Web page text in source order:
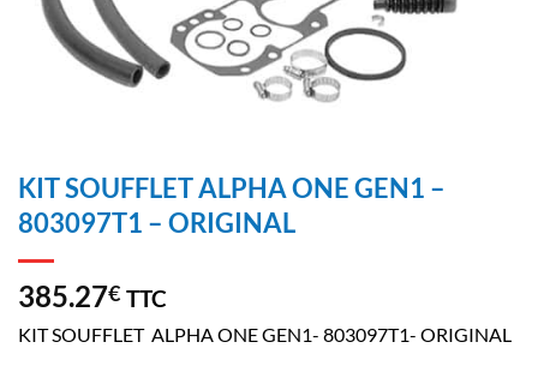
KIT SOUFFLET ALPHA ONE GEN1 –
803097T1 – ORIGINAL
385.27€ TTC
KIT SOUFFLET ALPHA ONE GEN1- 803097T1- ORIGINAL